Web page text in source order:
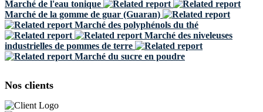
Marché de l'eau tonique
Marché de la gomme de guar (Guaran)
Marché des polyphénols du thé
Marché des niveleuses
industrielles de pommes de terre
Marché du sucre en poudre
Nos clients